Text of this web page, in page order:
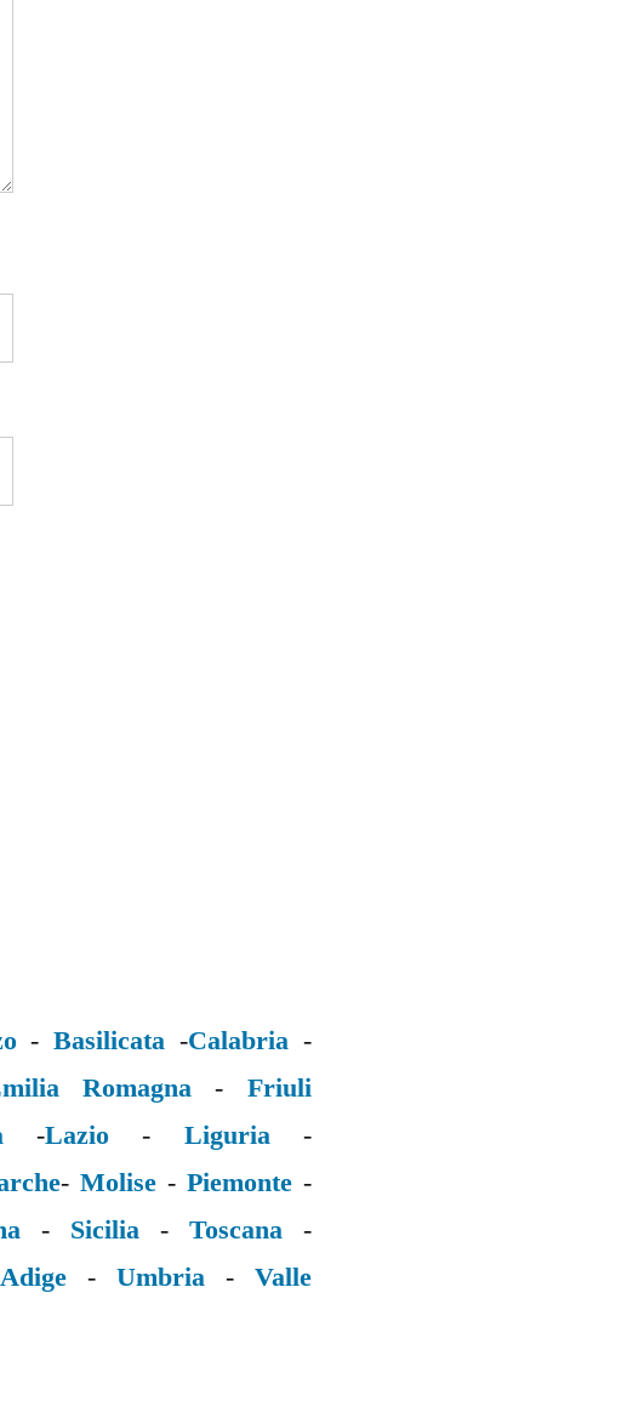
-Basilicata -Calabria-
Romagna - Friuli
-Lazio - Liguria-
- Molise- Piemonte-
- Sicilia- Toscana-
- Umbria- Valle